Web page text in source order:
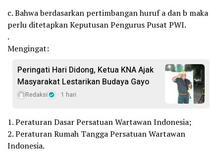
c. Bahwa berdasarkan pertimbangan huruf a dan b maka
perlu ditetapkan Keputusan Pengurus Pusat PWI.
.
Mengingat:
Peringati Hari Didong, Ketua KNA Ajak
Masyarakat Lestarikan Budaya Gayo
Redaksi 1 hari
1. Peraturan Dasar Persatuan Wartawan Indonesia;
2. Peraturan Rumah Tangga Persatuan Wartawan
Indonesia.